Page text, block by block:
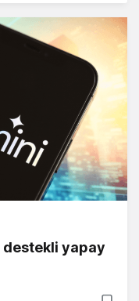
destekli yapay